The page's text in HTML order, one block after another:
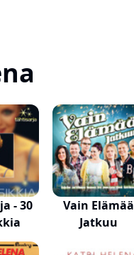
- 30
Vain Elämää
Jatkuu